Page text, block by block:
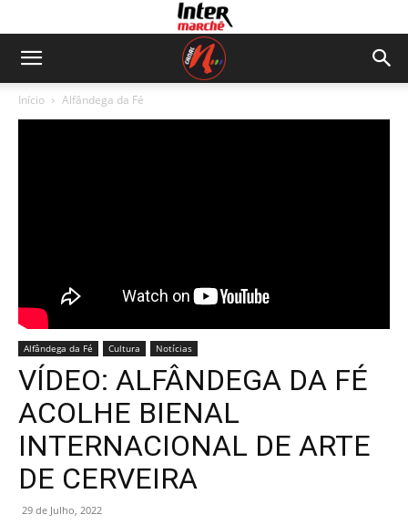
Início Alfândega da Fé
Alfândega da Fé Cultura Notícias
VÍDEO: ALFÂNDEGA DA FÉ
ACOLHE BIENAL
INTERNACIONAL DE ARTE
DE CERVEIRA
29 de Julho, 2022